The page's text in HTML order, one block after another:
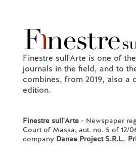
Finestre sull'Arte is one of
journals in the field, and to
combines, from 2019, also a
edition.
Finestre sull'Arte- Newspaper
Court of Massa, aut. no. 5 of 12/
company Danae Project S.R.L..